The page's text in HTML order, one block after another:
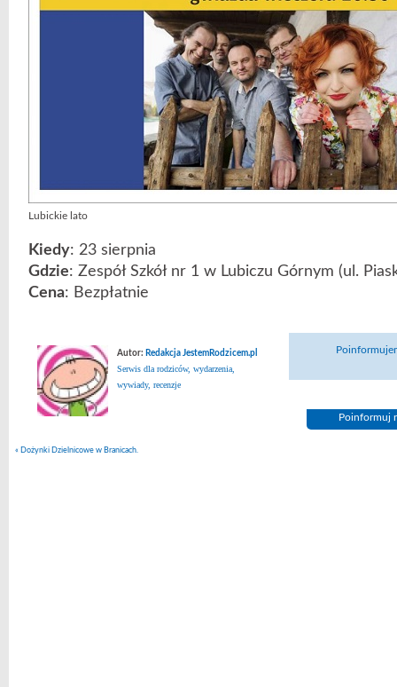
Lubickie lato
Kiedy: 23 sierpnia
Gdzie: Zespół Szkół nr 1 w Lubiczu Górnym (ul.
Cena: Bezpłatnie
Autor: Redakcja JestemRodzicem.pl
Serwis dla rodziców, wydarzenia,
wywiady, recenzje
Poinformuj
« Dożynki Dzielnicowe w Branicach.